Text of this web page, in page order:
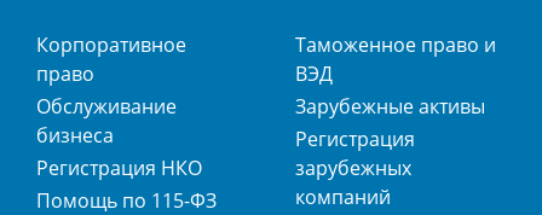
Корпоративное
право
Обслуживание
бизнеса
Регистрация НКО
Помощь по 115-ФЗ
Таможенное право и
ВЭД
Зарубежные активы
Регистрация
зарубежных
компаний